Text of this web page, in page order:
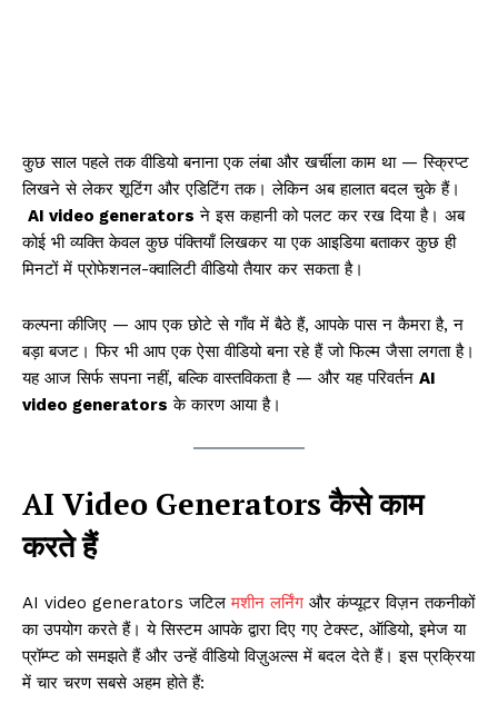
कुछ साल पहले तक वीडियो बनाना एक लंबा और खर्चीला काम था — स्क्रिप्ट
लिखने से लेकर शूटिंग और एडिटिंग तक। लेकिन अब हालात बदल चुके हैं।
AI video generators ने इस कहानी को पलट कर रख दिया है। अब
कोई भी व्यक्ति केवल कुछ पंक्तियाँ लिखकर या एक आइडिया बताकर कुछ ही
मिनटों में प्रोफेशनल-क्वालिटी वीडियो तैयार कर सकता है।
कल्पना कीजिए — आप एक छोटे से गाँव में बैठे हैं, आपके पास न कैमरा है, न
बड़ा बजट। फिर भी आप एक ऐसा वीडियो बना रहे हैं जो फिल्म जैसा लगता है।
यह आज सिर्फ सपना नहीं, बल्कि वास्तविकता है — और यह परिवर्तन AI
video generators के कारण आया है।
AI Video Generators कैसे काम
करते हैं
AI video generators जटिलमशीन लर्निंग और कंप्यूटर विज़न तकनीकों
का उपयोग करते हैं। ये सिस्टम आपके द्वारा दिए गए टेक्स्ट, ऑडियो, इमेज या
प्रॉम्प्ट को समझते हैं और उन्हें वीडियो विज़ुअल्स में बदल देते हैं। इस प्रक्रिया
में चार चरण सबसे अहम होते हैं: